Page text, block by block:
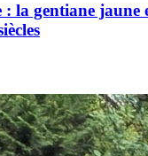
: la gentiane jaune